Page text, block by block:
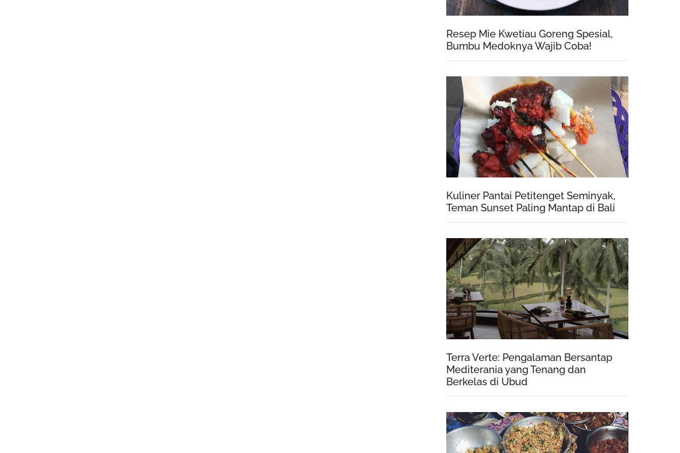
Resep Mie Kwetiau Goreng Spesial,
Bumbu Medoknya Wajib Coba!
Kuliner Pantai Petitenget Seminyak,
Teman Sunset Paling Mantap di Bali
Terra Verte: Pengalaman Bersantap
Mediterania yang Tenang dan
Berkelas di Ubud